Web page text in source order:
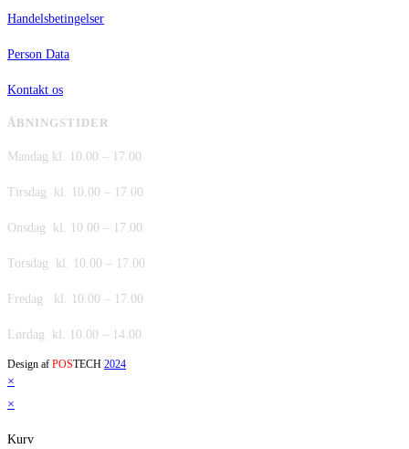
Handelsbetingelser
Person Data
Kontakt os
ÅBNINGSTIDER
Mandag kl. 10.00 – 17.00
Tirsdag kl. 10.00 – 17.00
Onsdag kl. 10.00 – 17.00
Torsdag kl. 10.00 – 17.00
Fredag kl. 10.00 – 17.00
Lørdag kl. 10.00 – 14.00
Design af POSTECH 2024
×
×
Kurv